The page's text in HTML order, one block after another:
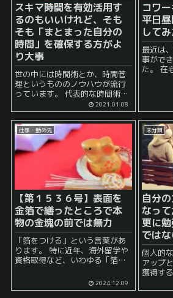
スキマ時間を有効活用す
るのもいいけれど、そも
そも「まとまった自分の
時間」を確保する方がよ
り大事
世の中には時間術とか、時間管
理というもののノウハウが流行
っています。 代表的な時間術と
用しよう！ というものになりま
す。よく聞きますよね？ これは
思えば、私が小学生の頃からよ
く見ていた...
2021.01.08
コワ
平日
して
最近は
事がで
た。 在宅勤務が初めは推奨され
くよく
ク＝在
い...
仕事・勤め先
【第１５３６号】表面を
金箔で繕ったところで本
物の金塊の前では無力
「箔をつける」という言葉があ
ります。 特に近年、海外留学や
資格取得など、いわゆる「箔を
いますが、果たしてそれらは本
当に投資を行うだけの価値があ
2024.12.09
未分類
自分
なっ
更に
では
個人的
アップ
獲得す
いるの
す。 すなわち、高学歴をゲット